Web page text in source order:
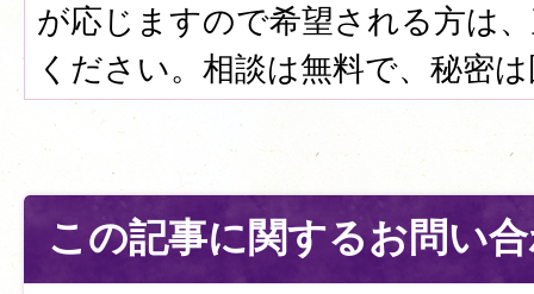
が応じますので希望される方は
ください。相談は無料で、秘密
この記事に関するお問い